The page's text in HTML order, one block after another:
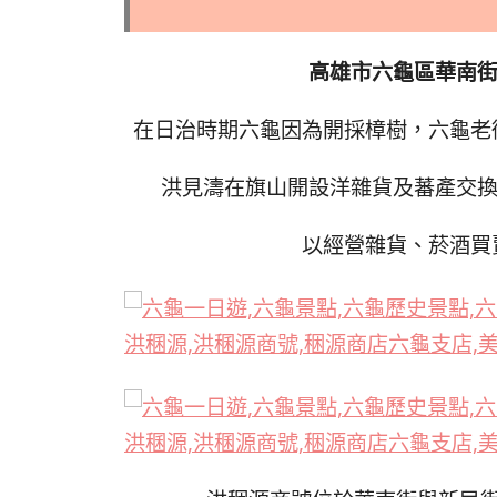
高雄市六龜區華南
在日治時期六龜因為開採樟樹，六龜
洪見濤在旗山開設洋雜貨及蕃產交
以經營雜貨、菸酒